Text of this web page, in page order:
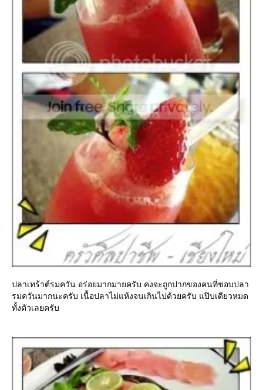
ปลาเทร้าต์รมควัน อร่อยมากมายครับ คงจะถูกปากของคนที่ชอบปลา
รมควันมากนะครับ เนื้อปลาไม่แห้งจนเกินไปด้วยครับ แป๊บเดียวหมด
ทั้งตัวเลยครับ